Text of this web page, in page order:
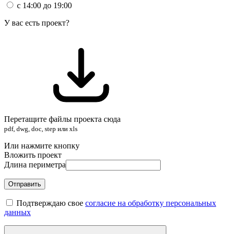
с 14:00 до 19:00
У вас есть проект?
Перетащите файлы проекта сюда
pdf, dwg, doc, step или xls
Или нажмите кнопку
Вложить проект
Длина периметра
Отправить
Подтверждаю свое согласие на обработку персональных
данных